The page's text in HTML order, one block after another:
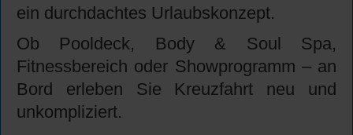
ein durchdachtes Urlaubskonzept.
Ob Pooldeck, Body & Soul Spa,
Fitnessbereich oder Showprogramm – an
Bord erleben Sie Kreuzfahrt neu und
unkompliziert.